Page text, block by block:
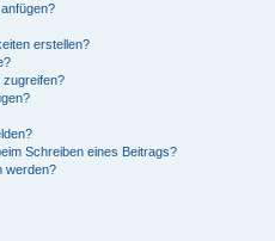
erstellen?
zugreifen?
Schreiben eines Beitrags?
werden?